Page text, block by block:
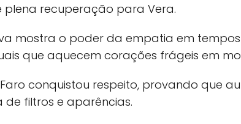
plena recuperação para Vera.
mostra o poder da empatia em
que aquecem corações frágeis em
conquistou respeito, provando que
de filtros e aparências.